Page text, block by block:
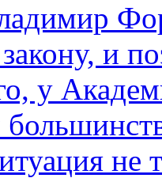
закону, и
у
не